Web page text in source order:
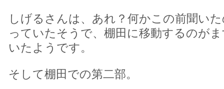
しげるさんは、あれ？何かこの前聞い
っていたそうで、棚田に移動するのが
いたようです。
そして棚田での第二部。